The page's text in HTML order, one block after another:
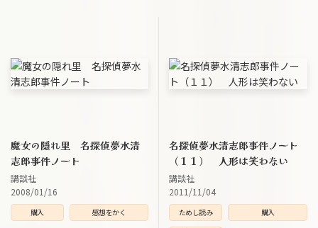
魔女の隠れ里 名探偵夢水清
志郎事件ノート
講談社
2008/01/16
購入 感想をかく
名探偵夢水清志郎事件ノート
（１１） 人形は笑わない
講談社
2011/11/04
ためし読み 購入